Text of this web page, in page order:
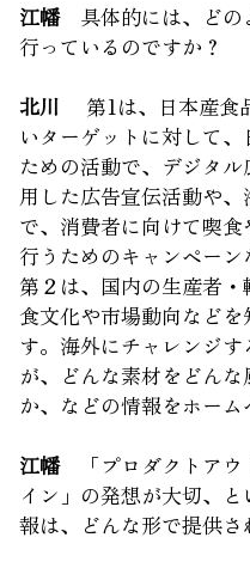
江幡具体的には、どの
行っているのですか？
北川
第1は、日本産食
いターゲットに対して
ための活動で、デジタ
用した広告宣伝活動や
で、消費者に向けて喫
行うためのキャンペーン
第２は、国内の生産者
食文化や市場動向など
す。海外にチャレンジ
が、どんな素材をどん
か、などの情報をホーム
江幡「プロダクトアウ
イン」の発想が大切、
報は、どんな形で提供